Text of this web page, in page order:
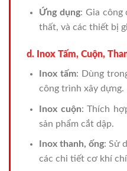
Ứng dụng: Gia công
thất, và các thiết bị
d. Inox Tấm, Cuộn,
Inox tấm: Dùng
công trình xây dựng.
Inox cuộn: Thích
sản phẩm cắt dập.
Inox thanh, ống: Sử
các chi tiết cơ khí